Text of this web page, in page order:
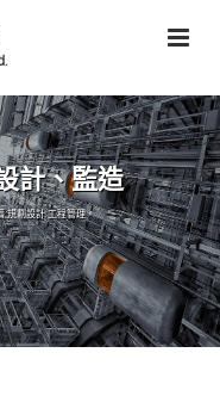
計、監造
規劃設計,工程管理。